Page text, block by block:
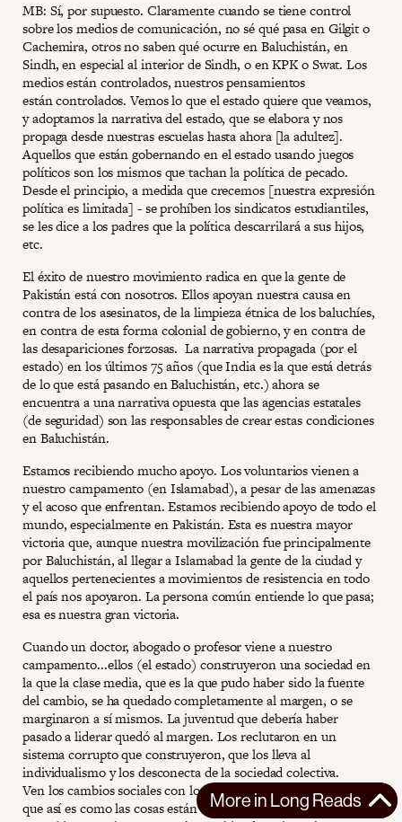
MB: Sí, por supuesto. Claramente cuando se tiene control
sobre los medios de comunicación, no sé qué pasa en Gilgit o
Cachemira, otros no saben qué ocurre en Baluchistán, en
Sindh, en especial al interior de Sindh, o en KPK o Swat. Los
medios están controlados, nuestros pensamientos
están controlados. Vemos lo que el estado quiere que veamos,
y adoptamos la narrativa del estado, que se elabora y nos
propaga desde nuestras escuelas hasta ahora [la adultez].
Aquellos que están gobernando en el estado usando juegos
políticos son los mismos que tachan la política de pecado.
Desde el principio, a medida que crecemos [nuestra expresión
política es limitada] - se prohíben los sindicatos estudiantiles,
se les dice a los padres que la política descarrilará a sus hijos,
etc.
El éxito de nuestro movimiento radica en que la gente de
Pakistán está con nosotros. Ellos apoyan nuestra causa en
contra de los asesinatos, de la limpieza étnica de los baluchíes,
en contra de esta forma colonial de gobierno, y en contra de
las desapariciones forzosas. La narrativa propagada (por el
estado) en los últimos 75 años (que India es la que está detrás
de lo que está pasando en Baluchistán, etc.) ahora se
encuentra a una narrativa opuesta que las agencias estatales
(de seguridad) son las responsables de crear estas condiciones
en Baluchistán.
Estamos recibiendo mucho apoyo. Los voluntarios vienen a
nuestro campamento (en Islamabad), a pesar de las amenazas
y el acoso que enfrentan. Estamos recibiendo apoyo de todo el
mundo, especialmente en Pakistán. Esta es nuestra mayor
victoria que, aunque nuestra movilización fue principalmente
por Baluchistán, al llegar a Islamabad la gente de la ciudad y
aquellos pertenecientes a movimientos de resistencia en todo
el país nos apoyaron. La persona común entiende lo que pasa;
esa es nuestra gran victoria.
Cuando un doctor, abogado o profesor viene a nuestro
campamento...ellos (el estado) construyeron una sociedad en
la que la clase media, que es la que pudo haber sido la fuente
del cambio, se ha quedado completamente al margen, o se
marginaron a sí mismos. La juventud que debería haber
pasado a liderar quedó al margen. Los reclutaron en un
sistema corrupto que construyeron, que los lleva al
individualismo y los desconecta de la sociedad colectiva.
Ven los cambios sociales con los ojos del fatalismo, diciendo
que así es como las cosas están destinadas a ser, que nunca van
More in Long Reads